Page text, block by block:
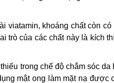
viatamin, khoáng chất còn
trò của các chất này là kích
trong chế độ chắm sóc
mật ong làm mặt nạ được